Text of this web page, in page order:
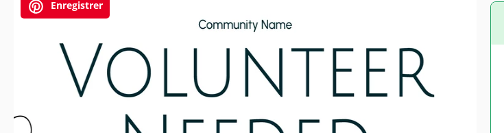
Enregistrer
Spécifications du modèle
Google Slides, Microsoft PowerPoint
March 8, 2025
Dernière mise à jour
August 4, 2026
Communauté
Ajouté aux collections par 4 Utilisateurs